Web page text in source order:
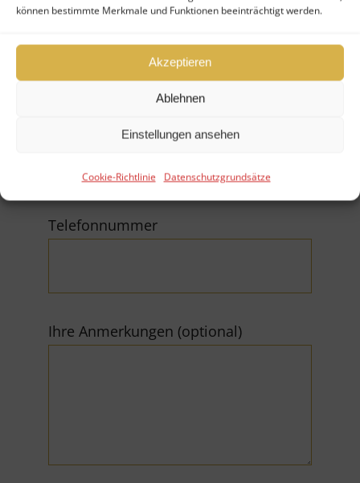
können bestimmte Merkmale und Funktionen beeinträchtigt werden.
Akzeptieren
Ablehnen
Einstellungen ansehen
Cookie-Richtlinie Datenschutzgrundsätze
Firma
Telefonnummer
Ihre Anmerkungen (optional)